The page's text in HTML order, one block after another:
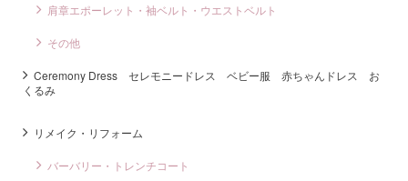
肩章エポーレット・袖ベルト・ウエストベルト
その他
Ceremony Dress セレモニードレス ベビー服 赤ちゃんドレス お
くるみ
リメイク・リフォーム
バーバリー・トレンチコート